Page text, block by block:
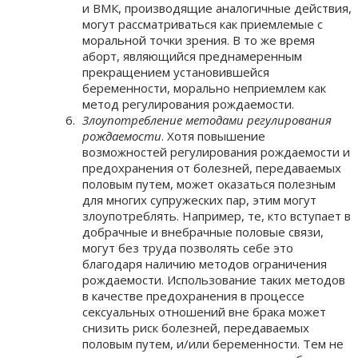
и ВМК, производящие аналогичные действия,
могут рассматриваться как приемлемые с
моральной точки зрения. В то же время
аборт, являющийся преднамеренным
прекращением установившейся
беременности, морально неприемлем как
метод регулирования рождаемости.
Злоупотребление методами регулирования
рождаемости. Хотя повышение
возможностей регулирования рождаемости и
предохранения от болезней, передаваемых
половым путем, может оказаться полезным
для многих супружеских пар, этим могут
злоупотреблять. Например, те, кто вступает в
добрачные и внебрачные половые связи,
могут без труда позволять себе это
благодаря наличию методов ограничения
рождаемости. Использование таких методов
в качестве предохранения в процессе
сексуальных отношений вне брака может
снизить риск болезней, передаваемых
половым путем, и/или беременности. Тем не